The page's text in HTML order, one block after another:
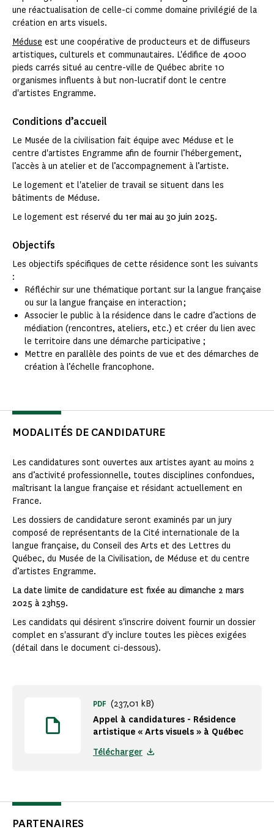
une réactualisation de celle-ci comme domaine privilégié de la
création en arts visuels.
Méduse est une coopérative de producteurs et de diffuseurs
artistiques, culturels et communautaires. L'édifice de 4000
pieds carrés situé au centre-ville de Québec abrite 10
organismes influents à but non-lucratif dont le centre
d'artistes Engramme.
Conditions d’accueil
Le Musée de la civilisation fait équipe avec Méduse et le
centre d'artistes Engramme afin de fournir l’hébergement,
l’accès à un atelier et de l’accompagnement à l’artiste.
Le logement et l'atelier de travail se situent dans les
bâtiments de Méduse.
Le logement est réservé du 1er mai au 30 juin 2025.
Objectifs
Les objectifs spécifiques de cette résidence sont les suivants
:
Réfléchir sur une thématique portant sur la langue française
ou sur la langue française en interaction ;
Associer le public à la résidence dans le cadre d’actions de
médiation (rencontres, ateliers, etc.) et créer du lien avec
le territoire dans une démarche participative ;
Mettre en parallèle des points de vue et des démarches de
création à l’échelle francophone.
MODALITÉS DE CANDIDATURE
Les candidatures sont ouvertes aux artistes ayant au moins 2
ans d’activité professionnelle, toutes disciplines confondues,
maîtrisant la langue française et résidant actuellement en
France.
Les dossiers de candidature seront examinés par un jury
composé de représentants de la Cité internationale de la
langue française, du Conseil des Arts et des Lettres du
Québec, du Musée de la Civilisation, de Méduse et du centre
d’artistes Engramme.
La date limite de candidature est fixée au dimanche 2 mars
2025 à 23h59.
Les candidats qui désirent s'inscrire doivent fournir un dossier
complet en s'assurant d'y inclure toutes les pièces exigées
(détail dans le document ci-dessous).
Appel à candidatures - Résidence
artistique « Arts visuels » à Québec
PDF (237,01 kB)
Télécharger
PARTENAIRES